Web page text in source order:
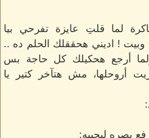
لما قلتِ عايزة تفرحي بيا
وبيت ! اديني هحققلك الحلم ده ..
أرجع هحكيلك كل حاجة بس
أروحلها، مش هتآخر كتير يا
بصره ليجيبه: